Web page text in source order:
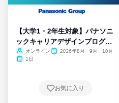
【大学1・2年生対象】パナソニ
ックキャリアデザインプログラ
ム
オンライン
2026年8月・9月・10月
1日
お気に入り